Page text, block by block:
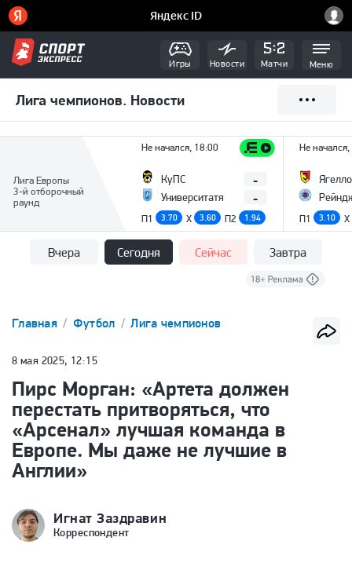
Игры Новости Матчи Меню
Лига чемпионов. Новости
Лига Европы
3-й отборочный
раунд
Не начался, 18:00
КуПС
Университатя
-
-
П1 3.70 X 3.60 П2 1.94
Не
П1 3.10 X
Вчера Сегодня Сейчас Завтра
Главная Футбол Лига чемпионов
8 мая 2025, 12:15
Пирс Морган: «Артета должен
перестать притворяться, что
«Арсенал» лучшая команда в
Европе. Мы даже не лучшие в
Англии»
Игнат Заздравин
Корреспондент